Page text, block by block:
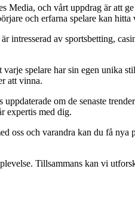
och vårt uppdrag är att
och erfarna spelare kan
av sportsbetting,
spelare har sin egen unika
att vinna.
om de senaste
expertis med dig.
oss och varandra kan du få
Tillsammans kan vi